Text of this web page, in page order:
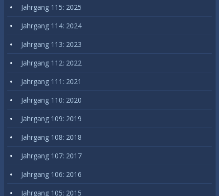
Jahrgang 115: 2025
Jahrgang 114: 2024
Jahrgang 113: 2023
Jahrgang 112: 2022
Jahrgang 111: 2021
Jahrgang 110: 2020
Jahrgang 109: 2019
Jahrgang 108: 2018
Jahrgang 107: 2017
Jahrgang 106: 2016
Jahrgang 105: 2015